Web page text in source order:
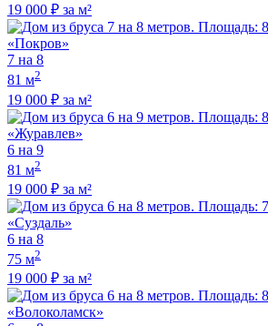
19 000 ₽ за м²
«Покров»
7 на 8
81 м2
19 000 ₽ за м²
«Журавлев»
6 на 9
81 м2
19 000 ₽ за м²
«Суздаль»
6 на 8
75 м2
19 000 ₽ за м²
«Волоколамск»